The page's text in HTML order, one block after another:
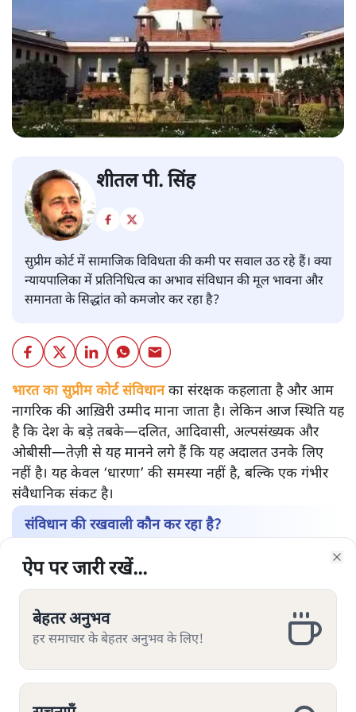
शीतल पी. सिंह
सुप्रीम कोर्ट में सामाजिक विविधता की कमी पर सवाल उठ रहे हैं। क्या
न्यायपालिका में प्रतिनिधित्व का अभाव संविधान की मूल भावना और
समानता के सिद्धांत को कमजोर कर रहा है?
भारत का सुप्रीम कोर्ट संविधानका संरक्षक कहलाता है और आम
नागरिक की आख़िरी उम्मीद माना जाता है। लेकिन आज स्थिति यह
है कि देश के बड़े तबके—दलित, आदिवासी, अल्पसंख्यक और
ओबीसी—तेज़ी से यह मानने लगे हैं कि यह अदालत उनके लिए
नहीं है। यह केवल ‘धारणा’ की समस्या नहीं है, बल्कि एक गंभीर
संवैधानिक संकट है।
संविधान की रखवाली कौन कर रहा है?
उच्च न्यायपालिका की सामाजिक बनावट पर अगर नज़र डालें तो
तस्वीर चिंताजनक है। सरकारी आँकड़ों और स्वतंत्र अध्ययनों के
अनुसार:
2018 से 2023 के बीच नियुक्त हुए हाई कोर्ट जजों में
लगभग 75–80% सामान्य/उच्च जातियों से थे।
दलित (SC) लगभग 3–4%, आदिवासी (ST) सिर्फ़ 1–2%,
ऐप पर जारी रखें...
बेहतर अनुभव
हर समाचार के बेहतर अनुभव के लिए!
ऐप पर जारी रखें...
बेहतर अनुभव
हर समाचार के बेहतर अनुभव के लिए!
ऐप पर जारी रखें...
बेहतर अनुभव
हर समाचार के बेहतर अनुभव के लिए!
ऐप पर जारी रखें...
बेहतर अनुभव
हर समाचार के बेहतर अनुभव के लिए!
ऐप पर जारी रखें...
बेहतर अनुभव
हर समाचार के बेहतर अनुभव के लिए!
ऐप पर जारी रखें...
बेहतर अनुभव
हर समाचार के बेहतर अनुभव के लिए!
ऐप पर जारी रखें...
बेहतर अनुभव
हर समाचार के बेहतर अनुभव के लिए!